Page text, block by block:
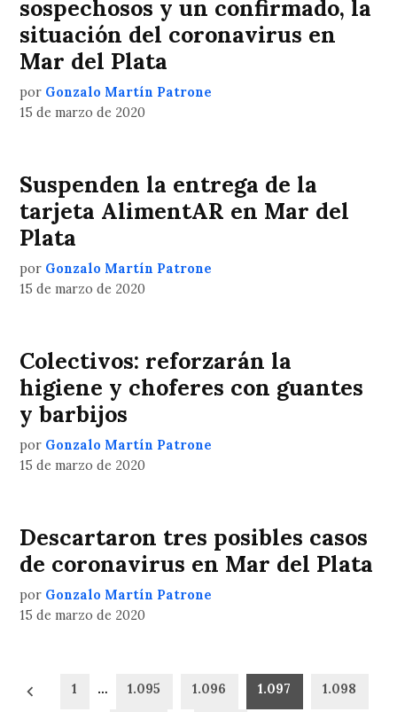
sospechosos y un confirmado, la
situación del coronavirus en
Mar del Plata
por Gonzalo Martín Patrone
15 de marzo de 2020
Suspenden la entrega de la
tarjeta AlimentAR en Mar del
Plata
por Gonzalo Martín Patrone
15 de marzo de 2020
Colectivos: reforzarán la
higiene y choferes con guantes
y barbijos
por Gonzalo Martín Patrone
15 de marzo de 2020
Descartaron tres posibles casos
de coronavirus en Mar del Plata
por Gonzalo Martín Patrone
15 de marzo de 2020
Paginación
1 … 1.095 1.096 1.097 1.098